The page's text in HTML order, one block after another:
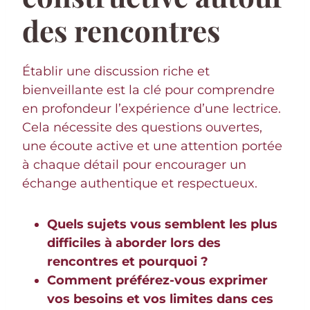
des rencontres
Établir une discussion riche et
bienveillante est la clé pour comprendre
en profondeur l’expérience d’une lectrice.
Cela nécessite des questions ouvertes,
une écoute active et une attention portée
à chaque détail pour encourager un
échange authentique et respectueux.
Quels sujets vous semblent les plus
difficiles à aborder lors des
rencontres et pourquoi ?
Comment préférez-vous exprimer
vos besoins et vos limites dans ces